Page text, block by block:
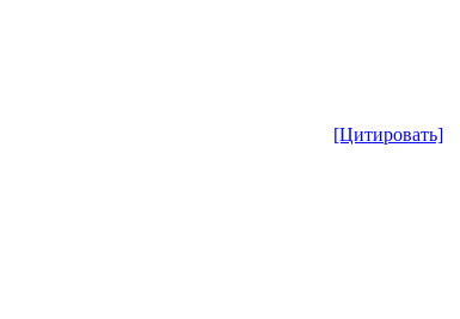
[Цитировать]